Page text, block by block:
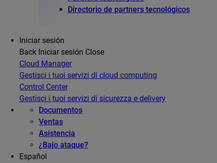
Directorio de partners tecnológicos
Iniciar sesión
Back Iniciar sesión Close
Cloud Manager
Gestisci i tuoi servizi di cloud computing
Control Center
Gestisci i tuoi servizi di sicurezza e delivery
Documentos
Ventas
Asistencia
¿Bajo ataque?
Español